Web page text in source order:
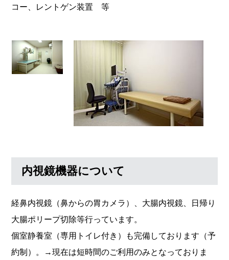
コー、レントゲン装置 等
内視鏡機器について
経鼻内視鏡（鼻からの胃カメラ）、大腸内視鏡、日帰り
大腸ポリープ切除等行っています。
個室静養室（専用トイレ付き）も完備しております（予
約制）。→現在は短時間のご利用のみとなっておりま